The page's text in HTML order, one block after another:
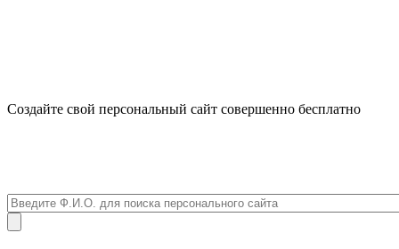
Создайте свой персональный сайт совершенно бесплатно